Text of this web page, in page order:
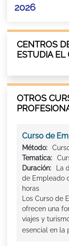
2026
CENTROS
ESTUDIA EL
OTROS
Curso de
Método:
Tematica:
Duración:
La
de Empleado
horas
Los Curso de
ofrecen una
viajes y
esencial en la